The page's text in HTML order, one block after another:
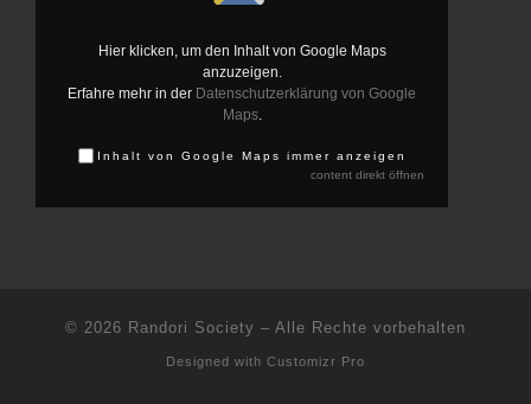
Hier klicken, um den Inhalt von Google Maps
anzuzeigen.
Erfahre mehr in der Datenschutzerklärung von Google
Maps.
Inhalt von Google Maps immer anzeigen
content direkt öffnen
© 2026 Randori Society – Alle Rechte vorbehalten
Designed with Customizr Pro